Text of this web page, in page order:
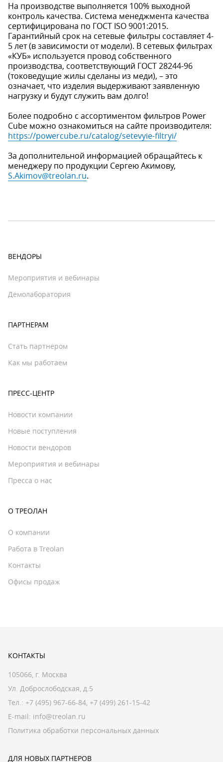
На производстве выполняется 100% выходной
контроль качества. Система менеджмента качества
сертифицирована по ГОСТ ISO 9001:2015.
Гарантийный срок на сетевые фильтры составляет 4-
5 лет (в зависимости от модели). В сетевых фильтрах
«КУБ» используется провод собственного
производства, соответствующий ГОСТ 28244-96
(токоведущие жилы сделаны из меди), – это
означает, что изделия выдерживают заявленную
нагрузку и будут служить вам долго!
Более подробно с ассортиментом фильтров Power
Cube можно ознакомиться на сайте производителя:
https://powercube.ru/catalog/setevyie-filtryi/
За дополнительной информацией обращайтесь к
менеджеру по продукции Сергею Акимову,
S.Akimov@treolan.ru.
ВЕНДОРЫ
Мероприятия и вебинары
Демолаборатория
ПАРТНЕРАМ
Стать партнером
Как мы работаем
ПРЕСС-ЦЕНТР
Новости компании
Новые поступления
Новости вендоров
Мероприятия и вебинары
Пресса о нас
О ТРЕОЛАН
О компании
Работа в Treolan
Контакты
Офисы продаж
КОНТАКТЫ
105066, г. Москва
Ул. Доброслободская, д.5
Тел.: +7 (495) 967-66-84, +7 (499) 261-15-42
E-mail: info@treolan.ru
Политика обработки персональных данных
ДЛЯ НОВЫХ ПАРТНЕРОВ